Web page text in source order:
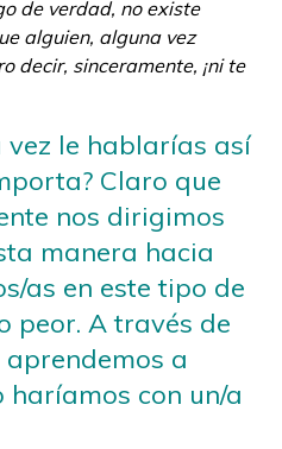
de verdad, no existe
alguien, alguna vez
decir, sinceramente, ¡ni te
vez le hablarías así
Claro que
nos dirigimos
manera hacia
as en este tipo de
peor. A través de
a
con un/a